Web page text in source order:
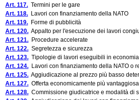
Art. 117. Termini per le gare
Art. 118. Lavori con finanziamento della NATO
Art. 119. Forme di pubblicità
Art. 120. Appalto per l'esecuzione dei lavori
Art. 121. Procedure accelerate
Art. 122. Segretezza e sicurezza
Art. 123. Tipologie di lavori eseguibili in economia
Art. 124. Lavori con finanziamento della NATO o
Art. 125. Aggiudicazione al prezzo più basso
Art. 127. Offerta economicamente più vantaggiosa
Art. 128. Commissione giudicatrice e modalità di